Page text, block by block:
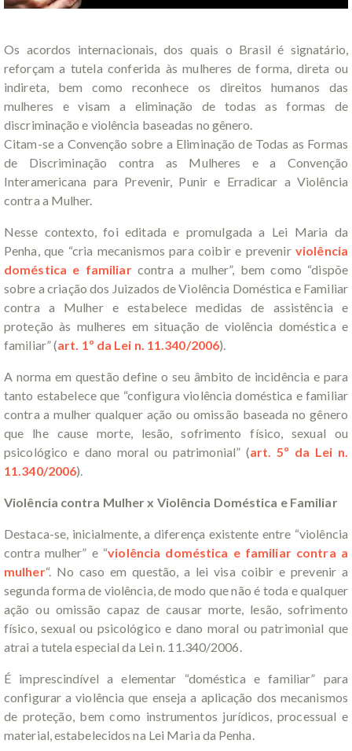
Os acordos internacionais, dos quais o Brasil é signatário,
reforçam a tutela conferida às mulheres de forma, direta ou
indireta, bem como reconhece os direitos humanos das
mulheres e visam a eliminação de todas as formas de
discriminação e violência baseadas no gênero.
Citam-se a Convenção sobre a Eliminação de Todas as Formas
de Discriminação contra as Mulheres e a Convenção
Interamericana para Prevenir, Punir e Erradicar a Violência
contra a Mulher.
Nesse contexto, foi editada e promulgada a Lei Maria da
Penha, que “cria mecanismos para coibir e prevenirviolência
doméstica e familiarcontra a mulher”, bem como “dispõe
sobre a criação dos Juizados de Violência Doméstica e Familiar
contra a Mulher e estabelece medidas de assistência e
proteção às mulheres em situação de violência doméstica e
familiar” (art. 1º da Lei n. 11.340/2006).
A norma em questão define o seu âmbito de incidência e para
tanto estabelece que “configura violência doméstica e familiar
contra a mulher qualquer ação ou omissão baseada no gênero
que lhe cause morte, lesão, sofrimento físico, sexual ou
psicológico e dano moral ou patrimonial” (art. 5º da Lei n.
11.340/2006).
Violência contra Mulher x Violência Doméstica e Familiar
Destaca-se, inicialmente, a diferença existente entre “violência
contra mulher” e “violência doméstica e familiar contra a
mulher“. No caso em questão, a lei visa coibir e prevenir a
segunda forma de violência, de modo que não é toda e qualquer
ação ou omissão capaz de causar morte, lesão, sofrimento
físico, sexual ou psicológico e dano moral ou patrimonial que
atrai a tutela especial da Lei n. 11.340/2006.
É imprescindível a elementar “doméstica e familiar” para
configurar a violência que enseja a aplicação dos mecanismos
de proteção, bem como instrumentos jurídicos, processual e
material, estabelecidos na Lei Maria da Penha.